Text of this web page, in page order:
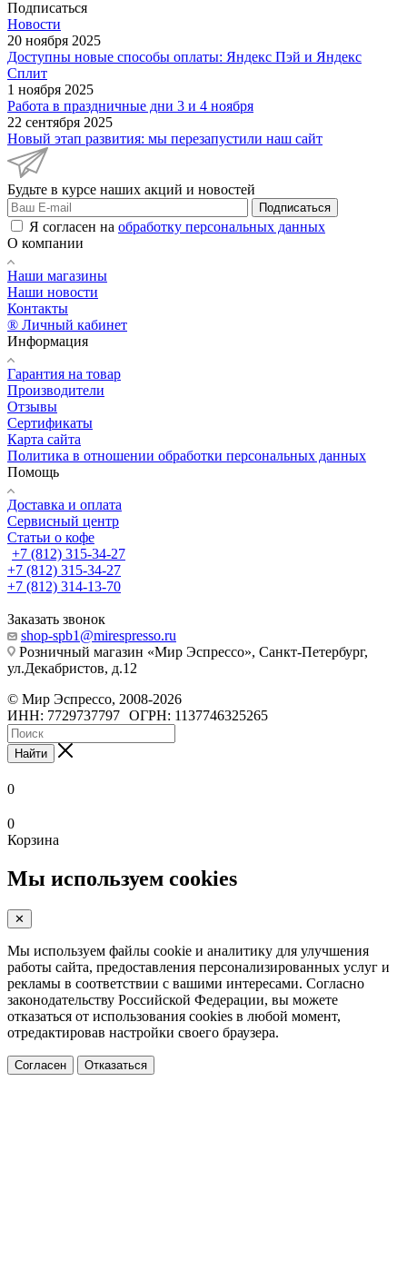
Подписаться
Новости
20 ноября 2025
Доступны новые способы оплаты: Яндекс Пэй и Яндекс
Сплит
1 ноября 2025
Работа в праздничные дни 3 и 4 ноября
22 сентября 2025
Новый этап развития: мы перезапустили наш сайт
Будьте в курсе наших акций и новостей
Подписаться
Я согласен на обработку персональных данных
О компании
Наши магазины
Наши новости
Контакты
® Личный кабинет
Информация
Гарантия на товар
Производители
Отзывы
Сертификаты
Карта сайта
Политика в отношении обработки персональных данных
Помощь
Доставка и оплата
Сервисный центр
Статьи о кофе
+7 (812) 315-34-27
+7 (812) 315-34-27
+7 (812) 314-13-70
Заказать звонок
shop-spb1@mirespresso.ru
Розничный магазин «Мир Эспрессо», Санкт-Петербург,
ул.Декабристов, д.12
© Мир Эспрессо, 2008-2026
ИНН: 7729737797 ОГРН: 1137746325265
Найти
0
0
Корзина
Мы используем cookies
✕
Мы используем файлы cookie и аналитику для улучшения
работы сайта, предоставления персонализированных услуг и
рекламы в соответствии с вашими интересами. Согласно
законодательству Российской Федерации, вы можете
отказаться от использования cookies в любой момент,
отредактировав настройки своего браузера.
Согласен Отказаться